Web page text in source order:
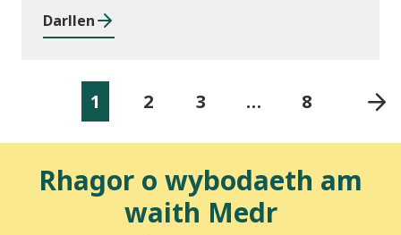
Darllen
1 2 3 … 8
Rhagor o wybodaeth am
waith Medr